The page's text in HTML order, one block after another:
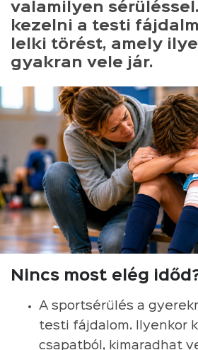
valamilyen
kezelni a testi
lelki törést, amely
gyakran vele jár.
Nincs most elég
A sportsérülés a
testi fájdalom. Ilyenkor
csapatból, kimaradhat